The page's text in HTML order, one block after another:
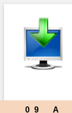
0_9 A